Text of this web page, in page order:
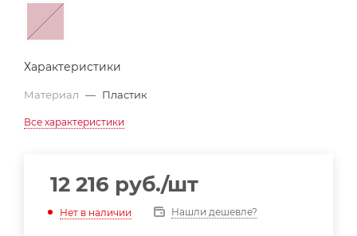
Характеристики
Материал — Пластик
Все характеристики
12 216 руб./шт
Нет в наличии Нашли дешевле?